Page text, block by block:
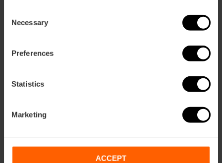
Selection
Necessary
Preferences
Statistics
Marketing
ACCEPT
Indicazioni